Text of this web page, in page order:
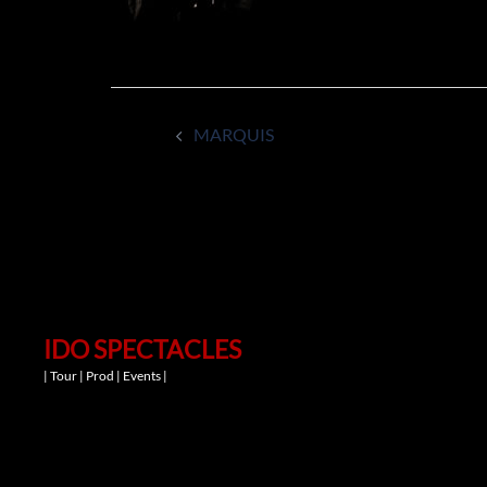
Navigation
MARQUIS
IDO SPECTACLES
| Tour | Prod | Events |